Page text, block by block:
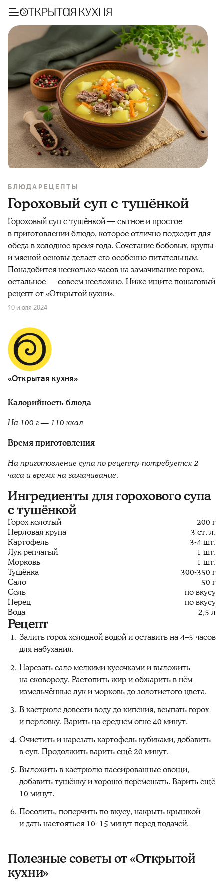
БЛЮДА РЕЦЕПТЫ
Гороховый суп с тушёнкой
Гороховый суп с тушёнкой — сытное и простое
в приготовлении блюдо, которое отлично подходит для
обеда в холодное время года. Сочетание бобовых, крупы
и мясной основы делает его особенно питательным.
Понадобится несколько часов на замачивание гороха,
остальное — совсем несложно. Ниже ищите пошаговый
рецепт от «Открытой кухни».
10 июля 2024
«Открытая кухня»
Калорийность блюда
На 100 г — 110 ккал
Время приготовления
На приготовление супа по рецепту потребуется 2
часа и время на замачивание.
Ингредиенты для горохового супа
с тушёнкой
Горох колотый
200 г
Перловая крупа
3 ст. л.
Картофель
3-4 шт.
Лук репчатый
1 шт.
Морковь
1 шт.
Тушёнка
300-350 г
Сало
50 г
Соль
по вкусу
Перец
по вкусу
Вода
2,5 л
Рецепт
Залить горох холодной водой и оставить на 4–5 часов
для набухания.
Нарезать сало мелкими кусочками и выложить
на сковороду. Растопить жир и обжарить в нём
измельчённые лук и морковь до золотистого цвета.
В кастрюле довести воду до кипения, всыпать горох
и перловку. Варить на среднем огне 40 минут.
Очистить и нарезать картофель кубиками, добавить
в суп. Продолжить варить ещё 20 минут.
Выложить в кастрюлю пассированные овощи,
добавить тушёнку и хорошо перемешать. Варить ещё
10 минут.
Посолить, поперчить по вкусу, накрыть крышкой
и дать настояться 10–15 минут перед подачей.
Полезные советы от «Открытой
кухни»